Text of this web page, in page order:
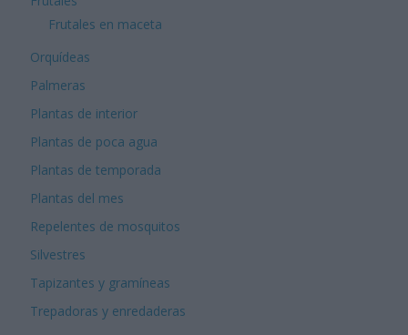
Frutales en maceta
Orquídeas
Palmeras
Plantas de interior
Plantas de poca agua
Plantas de temporada
Plantas del mes
Repelentes de mosquitos
Silvestres
Tapizantes y gramíneas
Trepadoras y enredaderas